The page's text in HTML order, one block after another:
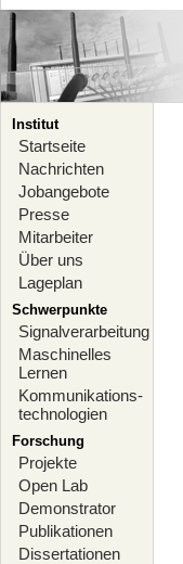
Institut
Startseite
Nachrichten
Jobangebote
Presse
Mitarbeiter
Über uns
Lageplan
Schwerpunkte
Signalverarbeitung
Maschinelles
Lernen
Kommunikations-
technologien
Forschung
Projekte
Open Lab
Demonstrator
Publikationen
Dissertationen